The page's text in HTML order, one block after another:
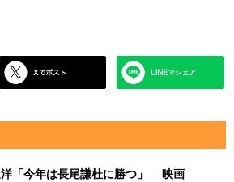
「今年は長尾謙杜に勝つ」 映画